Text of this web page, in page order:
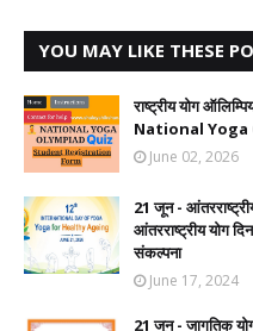
YOU MAY LIKE THESE
राष्ट्रीय योग
National Yoga
June 02, 2026
21 जून -
आंतरराष्ट्रीय योग
संकल्पना
June 17, 2024
21 जून - जागतिक